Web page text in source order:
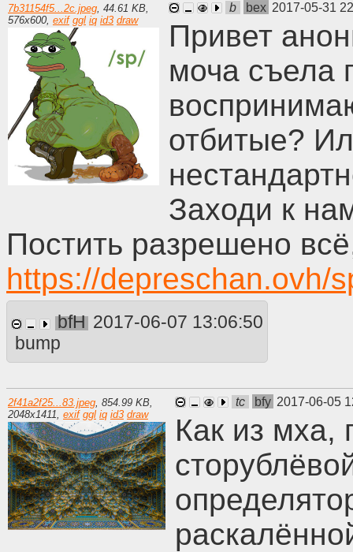
7b31154f5...2c.jpeg, 44.61 KB,
576x600, exif ggl iq id3 draw
b bex 2017-05-31
Привет
моча съела
отбитые?
Заходи к
Постить разрешено
https://depreschan.ovh/
bfH 2017-06-07 13:06:50
bump
2f41a2f25...83.jpeg 854.99 KB
2048x1411 exif ggl iq id3 draw
tc bfy 2017-06-05
Как из мха,